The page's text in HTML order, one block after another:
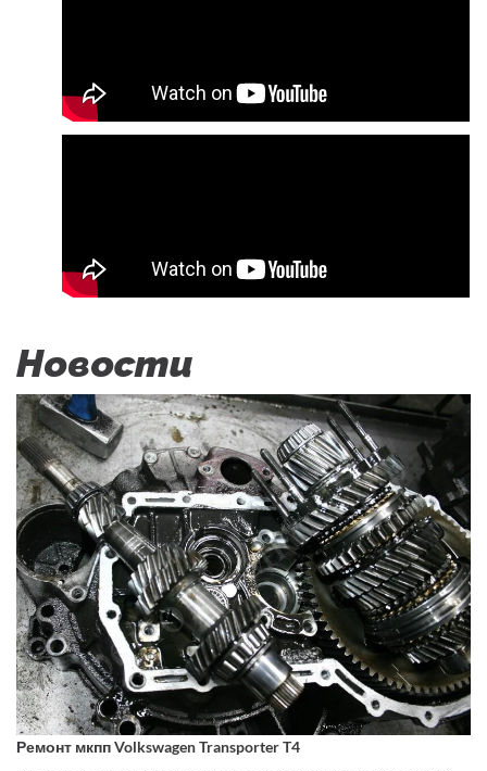
Новости
Ремонт мкпп Volkswagen Transporter T4